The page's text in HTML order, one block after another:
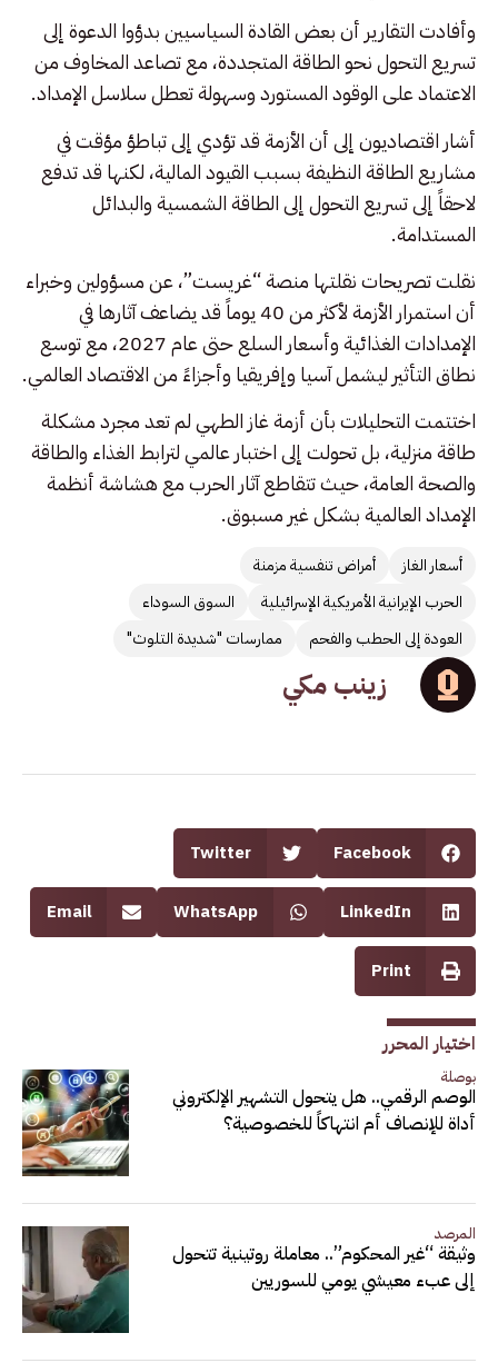
وأفادت التقارير أن بعض القادة السياسيين بدؤوا الدعوة إلى
تسريع التحول نحو الطاقة المتجددة، مع تصاعد المخاوف من
الاعتماد على الوقود المستورد وسهولة تعطل سلاسل الإمداد.
أشار اقتصاديون إلى أن الأزمة قد تؤدي إلى تباطؤ مؤقت في
مشاريع الطاقة النظيفة بسبب القيود المالية، لكنها قد تدفع
لاحقاً إلى تسريع التحول إلى الطاقة الشمسية والبدائل
المستدامة.
نقلت تصريحات نقلتها منصة “غريست”، عن مسؤولين وخبراء
أن استمرار الأزمة لأكثر من 40 يوماً قد يضاعف آثارها في
الإمدادات الغذائية وأسعار السلع حتى عام 2027، مع توسع
نطاق التأثير ليشمل آسيا وإفريقيا وأجزاءً من الاقتصاد العالمي.
اختتمت التحليلات بأن أزمة غاز الطهي لم تعد مجرد مشكلة
طاقة منزلية، بل تحولت إلى اختبار عالمي لترابط الغذاء والطاقة
والصحة العامة، حيث تتقاطع آثار الحرب مع هشاشة أنظمة
الإمداد العالمية بشكل غير مسبوق.
أسعار الغاز
أمراض تنفسية مزمنة
الحرب الإيرانية الأمريكية الإسرائيلية
السوق السوداء
العودة إلى الحطب والفحم
ممارسات "شديدة التلوث"
زينب مكي
Facebook
Twitter
LinkedIn
WhatsApp
Email
Print
اختيار المحرر
بوصلة
الوصم الرقمي.. هل يتحول التشهير الإلكتروني
أداة للإنصاف أم انتهاكاً للخصوصية؟
المرصد
وثيقة “غير المحكوم”.. معاملة روتينية تتحول
إلى عبء معيشي يومي للسوريين